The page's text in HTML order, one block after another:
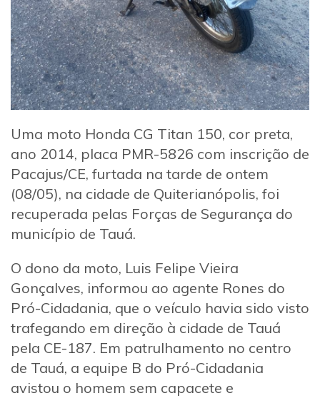
Uma moto Honda CG Titan 150, cor preta,
ano 2014, placa PMR-5826 com inscrição de
Pacajus/CE, furtada na tarde de ontem
(08/05), na cidade de Quiterianópolis, foi
recuperada pelas Forças de Segurança do
município de Tauá.
O dono da moto, Luis Felipe Vieira
Gonçalves, informou ao agente Rones do
Pró-Cidadania, que o veículo havia sido visto
trafegando em direção à cidade de Tauá
pela CE-187. Em patrulhamento no centro
de Tauá, a equipe B do Pró-Cidadania
avistou o homem sem capacete e